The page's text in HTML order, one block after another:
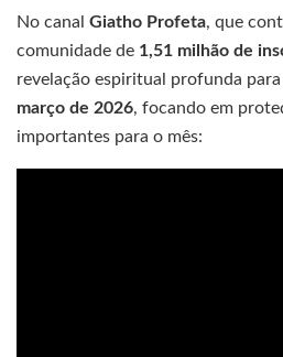
No canal Giatho Profeta, que
comunidade de 1,51 milhão de
revelação espiritual profunda
março de 2026, focando em
importantes para o mês: